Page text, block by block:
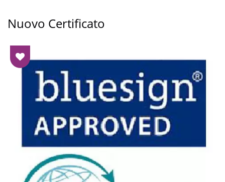
Nuovo Certificato